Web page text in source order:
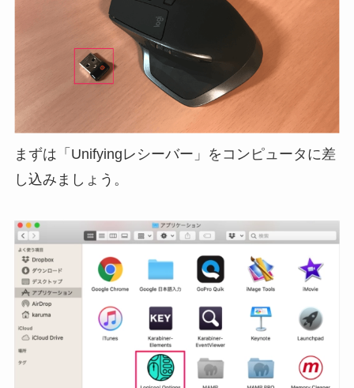
まずは「Unifyingレシーバー」をコンピュータに差
し込みましょう。